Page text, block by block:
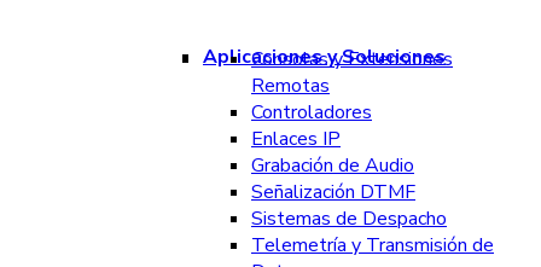
Aplicaciones y Soluciones
Consolas y Extensiones
Remotas
Controladores
Enlaces IP
Grabación de Audio
Señalización DTMF
Sistemas de Despacho
Telemetría y Transmisión de